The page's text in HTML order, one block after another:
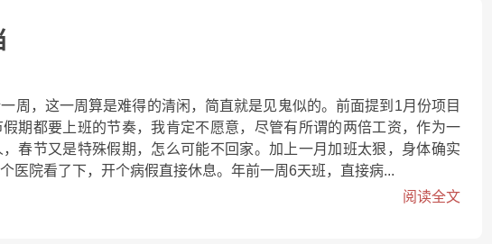
周，这一周算是难得的清闲，简直就是见鬼似的。前面提到1月份项目
期都要上班的节奏，我肯定不愿意，尽管有所谓的两倍工资，作为一
春节又是特殊假期，怎么可能不回家。加上一月加班太狠，身体确实
医院看了下，开个病假直接休息。年前一周6天班，直接病...
阅读全文